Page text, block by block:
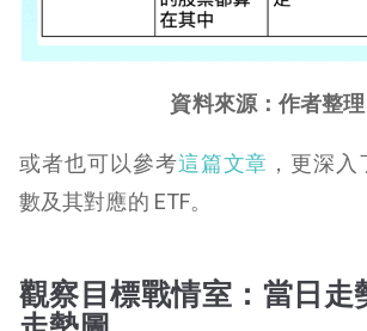
資料來源：作者整理
或者也可以參考這篇文章 ，更深
數及其對應的 ETF。
觀察目標戰情室：當日走